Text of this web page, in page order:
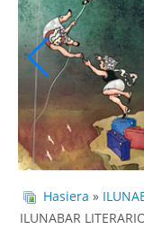
Hasiera »
ILUNABAR